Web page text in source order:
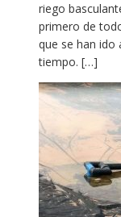
riego
primero de
que se han ido
tiempo. […]